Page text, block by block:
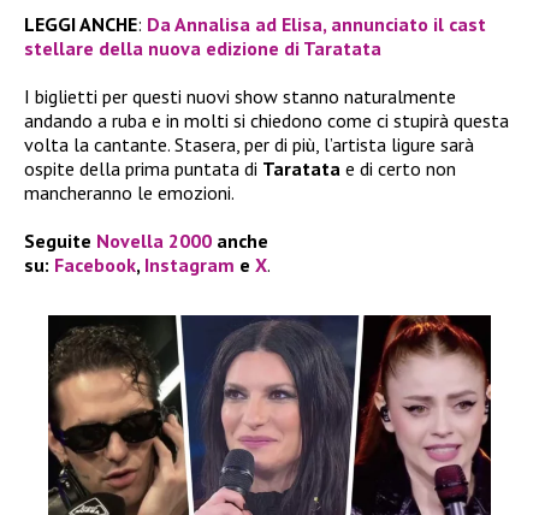
LEGGI ANCHE: Da Annalisa ad Elisa, annunciato il cast
stellare della nuova edizione di Taratata
I biglietti per questi nuovi show stanno naturalmente
andando a ruba e in molti si chiedono come ci stupirà questa
volta la cantante. Stasera, per di più, l’artista ligure sarà
ospite della prima puntata di Taratata e di certo non
mancheranno le emozioni.
Seguite Novella 2000 anche
su: Facebook, Instagram e X.